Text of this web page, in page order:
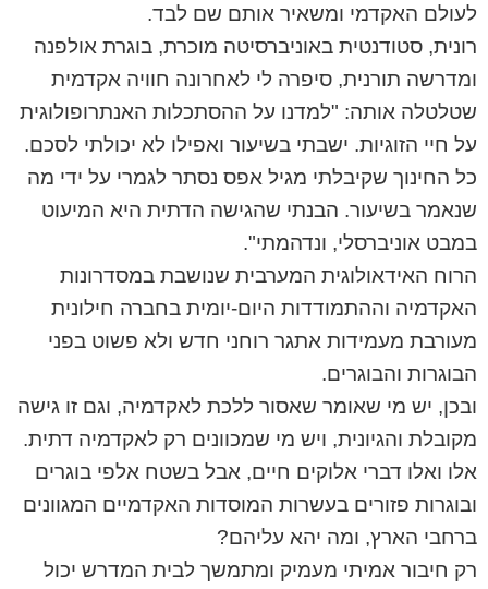
לעולם האקדמי ומשאיר אותם שם לבד.
רונית, סטודנטית באוניברסיטה מוכרת, בוגרת אולפנה
ומדרשה תורנית, סיפרה לי לאחרונה חוויה אקדמית
שטלטלה אותה: "למדנו על ההסתכלות האנתרופולוגית
על חיי הזוגיות. ישבתי בשיעור ואפילו לא יכולתי לסכם.
כל החינוך שקיבלתי מגיל אפס נסתר לגמרי על ידי מה
שנאמר בשיעור. הבנתי שהגישה הדתית היא המיעוט
במבט אוניברסלי, ונדהמתי".
הרוח האידאולוגית המערבית שנושבת במסדרונות
האקדמיה וההתמודדות היום-יומית בחברה חילונית
מעורבת מעמידות אתגר רוחני חדש ולא פשוט בפני
הבוגרות והבוגרים.
ובכן, יש מי שאומר שאסור ללכת לאקדמיה, וגם זו גישה
מקובלת והגיונית, ויש מי שמכוונים רק לאקדמיה דתית.
אלו ואלו דברי אלוקים חיים, אבל בשטח אלפי בוגרים
ובוגרות פזורים בעשרות המוסדות האקדמיים המגוונים
ברחבי הארץ, ומה יהא עליהם?
רק חיבור אמיתי מעמיק ומתמשך לבית המדרש יכול